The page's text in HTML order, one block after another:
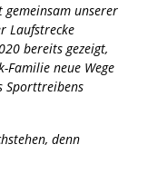
gemeinsam unserer
Laufstrecke
bereits gezeigt,
neue Wege
Sporttreibens
denn